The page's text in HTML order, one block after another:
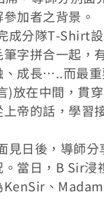
加者之背景。
成分隊T-Shirt
字拼合一起，
、成長…..而最
)放在中間，貫
帝的話，學習
見日後，導師分
當日，B Sir浸
KenSir、